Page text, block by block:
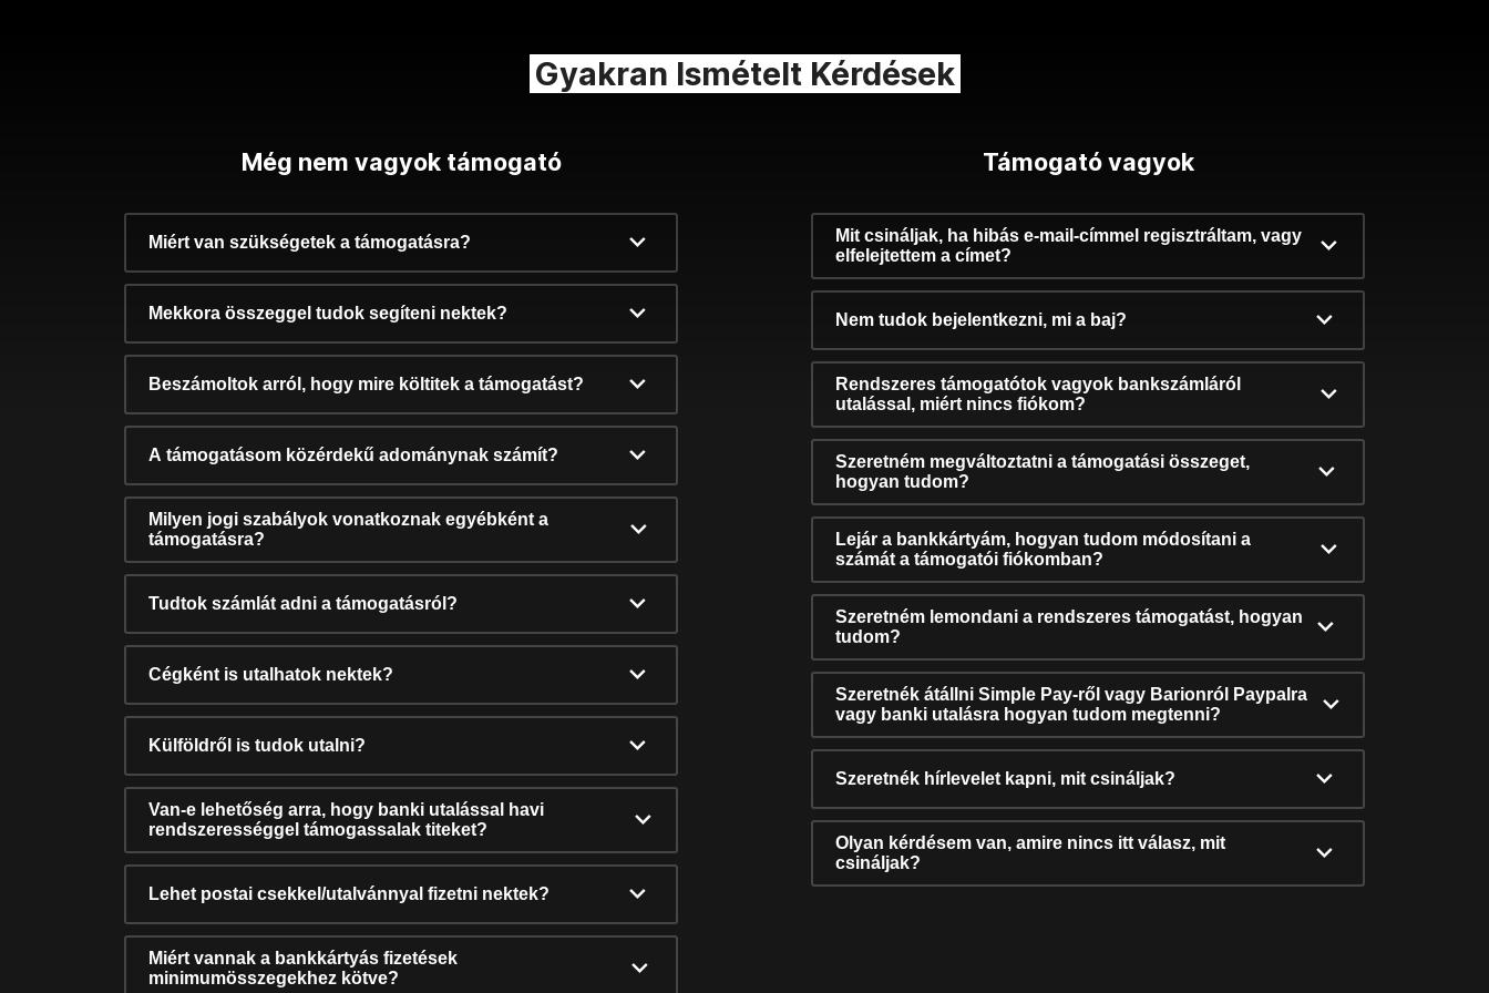
Gyakran Ismételt Kérdések
Még nem vagyok támogató
Miért van szükségetek a támogatásra?
Mekkora összeggel tudok segíteni nektek?
Beszámoltok arról, hogy mire költitek a támogatást?
A támogatásom közérdekű adománynak számít?
Milyen jogi szabályok vonatkoznak egyébként a
támogatásra?
Tudtok számlát adni a támogatásról?
Cégként is utalhatok nektek?
Külföldről is tudok utalni?
Van-e lehetőség arra, hogy banki utalással havi
rendszerességgel támogassalak titeket?
Lehet postai csekkel/utalvánnyal fizetni nektek?
Miért vannak a bankkártyás fizetések
minimumösszegekhez kötve?
Támogató vagyok
Mit csináljak, ha hibás e-mail-címmel regisztráltam, vagy
elfelejtettem a címet?
Nem tudok bejelentkezni, mi a baj?
Rendszeres támogatótok vagyok bankszámláról
utalással, miért nincs fiókom?
Szeretném megváltoztatni a támogatási összeget,
hogyan tudom?
Lejár a bankkártyám, hogyan tudom módosítani a
számát a támogatói fiókomban?
Szeretném lemondani a rendszeres támogatást, hogyan
tudom?
Szeretnék átállni Simple Pay-ről vagy Barionról Paypalra
vagy banki utalásra hogyan tudom megtenni?
Szeretnék hírlevelet kapni, mit csináljak?
Olyan kérdésem van, amire nincs itt válasz, mit
csináljak?